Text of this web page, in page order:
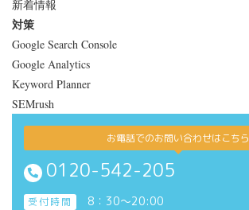
新着情報
対策
Google Search Console
Google Analytics
Keyword Planner
SEMrush
お電話でのお問い合わせはこちら
0120-542-205
受付時間 8：30～20:00